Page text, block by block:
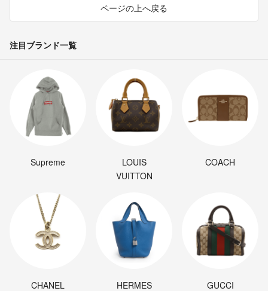
ページの上へ戻る
注目ブランド一覧
Supreme
LOUIS
VUITTON
COACH
CHANEL HERMES GUCCI